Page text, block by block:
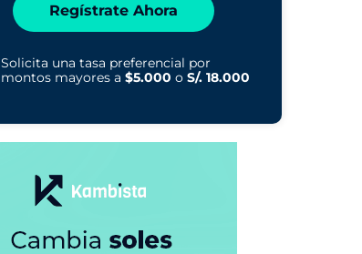
Regístrate Ahora
Solicita una tasa preferencial por
montos mayores a $5.000 o S/. 18.000